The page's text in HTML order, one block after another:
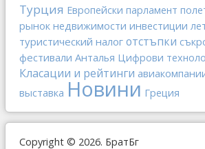
Турция Европейски парламент
рынок недвижимости инвестиции
туристический налог отстъпки
фестивали Анталья Цифрови
Класации и рейтинги
выставка Новини Греция
Copyright © 2026. БратБг